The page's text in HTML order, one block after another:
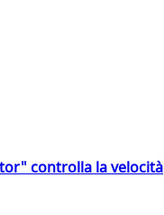
controlla la velocità